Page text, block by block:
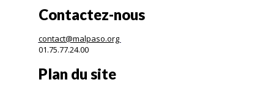
Contactez-nous
contact@malpaso.org
01.75.77.24.00
Plan du site